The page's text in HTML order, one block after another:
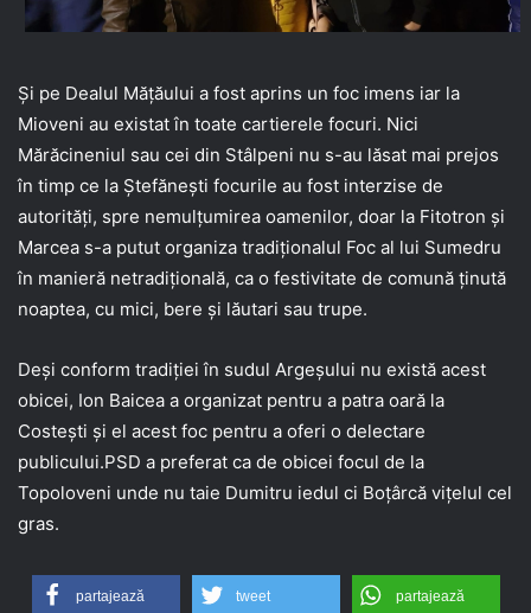
Și pe Dealul Mățăului a fost aprins un foc imens iar la
Mioveni au existat în toate cartierele focuri. Nici
Mărăcineniul sau cei din Stâlpeni nu s-au lăsat mai prejos
în timp ce la Ștefănești focurile au fost interzise de
autorități, spre nemulțumirea oamenilor, doar la Fitotron și
Marcea s-a putut organiza tradiționalul Foc al lui Sumedru
în manieră netradițională, ca o festivitate de comună ținută
noaptea, cu mici, bere și lăutari sau trupe.
Deși conform tradiției în sudul Argeșului nu există acest
obicei, Ion Baicea a organizat pentru a patra oară la
Costești și el acest foc pentru a oferi o delectare
publicului.PSD a preferat ca de obicei focul de la
Topoloveni unde nu taie Dumitru iedul ci Boțârcă vițelul cel
gras.
partajează tweet partajează